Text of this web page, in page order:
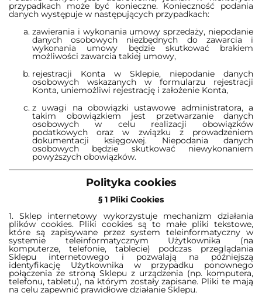
przypadkach może być konieczne. Konieczność podania
danych występuje w następujących przypadkach:
zawierania i wykonania umowy sprzedaży, niepodanie
danych osobowych niezbędnych do zawarcia i
wykonania umowy będzie skutkować brakiem
możliwości zawarcia takiej umowy,
rejestracji Konta w Sklepie, niepodanie danych
osobowych wskazanych w formularzu rejestracji
Konta, uniemożliwi rejestrację i założenie Konta,
z uwagi na obowiązki ustawowe administratora, a
takim obowiązkiem jest przetwarzanie danych
osobowych w celu realizacji obowiązków
podatkowych oraz w związku z prowadzeniem
dokumentacji księgowej. Niepodania danych
osobowych będzie skutkować niewykonaniem
powyższych obowiązków.
Polityka cookies
§ 1 Pliki Cookies
1. Sklep internetowy wykorzystuje mechanizm działania
plików cookies. Pliki cookies są to małe pliki tekstowe,
które są zapisywane przez system teleinformatyczny w
systemie teleinformatycznym Użytkownika (na
komputerze, telefonie, tablecie) podczas przeglądania
Sklepu internetowego i pozwalają na późniejszą
identyfikację Użytkownika w przypadku ponownego
połączenia ze stroną Sklepu z urządzenia (np. komputera,
telefonu, tabletu), na którym zostały zapisane. Pliki te mają
na celu zapewnić prawidłowe działanie Sklepu.